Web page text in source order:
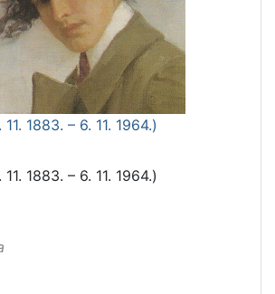
1883. – 6. 11. 1964.)
1883. – 6. 11. 1964.)